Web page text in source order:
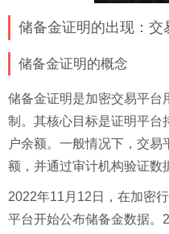
储备金证明的出现：交
储备金证明的概念
储备金证明是加密交易平台
制。其核心目标是证明平台
户余额。一般情况下，交
额，并通过审计机构验证数
2022年11月12日，在加密
平台开始公布储备金数据。